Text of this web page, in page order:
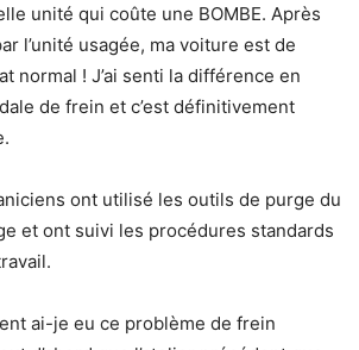
unité qui coûte une BOMBE. Après
l’unité usagée, ma voiture est de
normal ! J’ai senti la différence en
de frein et c’est définitivement
ont utilisé les outils de purge du
et ont suivi les procédures standards
ai-je eu ce problème de frein